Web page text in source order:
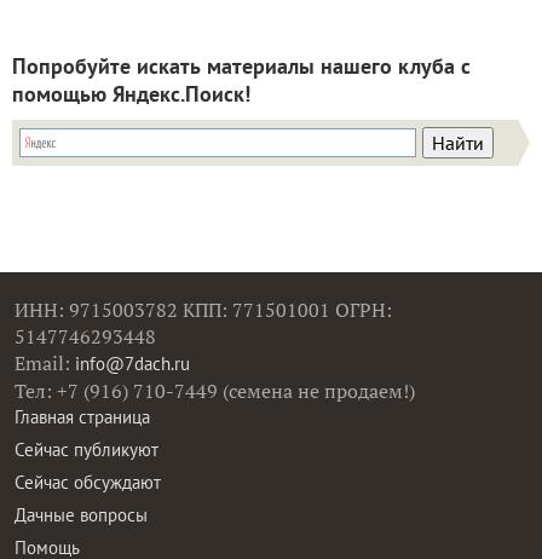
Попробуйте искать материалы нашего клуба с
помощью Яндекс.Поиск!
ИНН: 9715003782 КПП: 771501001 ОГРН:
5147746293448
Email: info@7dach.ru
Тел: +7 (916) 710-7449 (семена не продаем!)
Главная страница
Сейчас публикуют
Сейчас обсуждают
Дачные вопросы
Помощь